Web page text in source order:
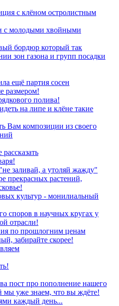
с клёном остролистным
с молодыми хвойными
бордюр который так
зон газона и групп посадки
ещё партия сосен
размером!
полива!
на липе и клёне такие
Вам композиции из своего
заливай, а утоляй жажду"
прекрасных растений,
культур - монилиальный
споров в научных кругах у
отрасли!
по прошлогним ценам
забирайте скорее!
пост про пополнение нашего
мы уже знаем, что вы ждёте!
каждый день...